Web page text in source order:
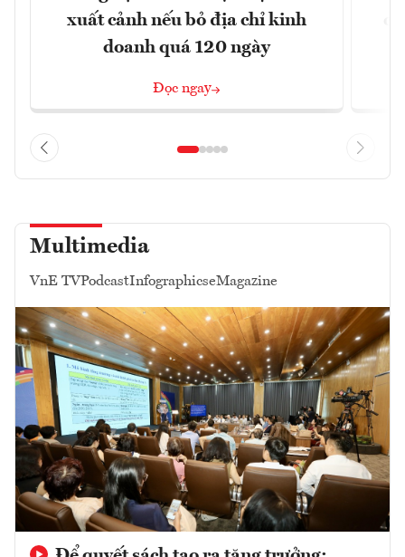
xuất cảnh nếu bỏ địa chỉ kinh
doanh quá 120 ngày
Đọc ngay
Multimedia
VnE TVPodcastInfographicseMagazine